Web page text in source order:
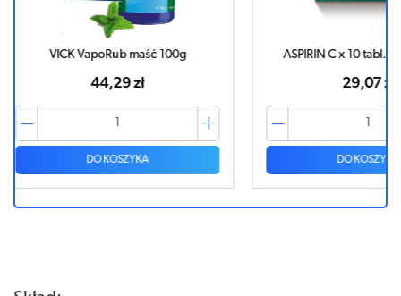
ASPIRIN C x 10 tabl. musujących ASPIRIN